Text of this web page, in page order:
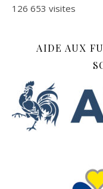
126 653 visites
AIDE AUX